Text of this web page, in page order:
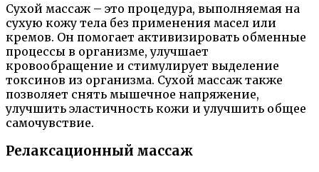
Сухой массаж – это процедура, выполняемая на
сухую кожу тела без применения масел или
кремов. Он помогает активизировать обменные
процессы в организме, улучшает
кровообращение и стимулирует выделение
токсинов из организма. Сухой массаж также
позволяет снять мышечное напряжение,
улучшить эластичность кожи и улучшить общее
самочувствие.
Релаксационный массаж